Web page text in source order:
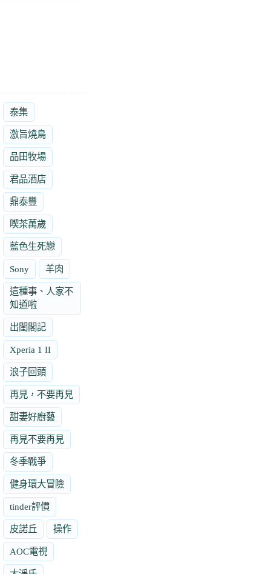
泰集
激旨燒鳥
品田牧場
君品酒店
鼎泰豐
喫茶萬歲
藍色生死戀
Sony 羊肉
這種事、人家不
知道啦
出閨閣記
Xperia 1 II
浪子回頭
再見，不要再見
甜妻好廚藝
再見不要再見
冬季戰爭
健身環大冒險
tinder評價
皮諾丘 操作
AOC電視